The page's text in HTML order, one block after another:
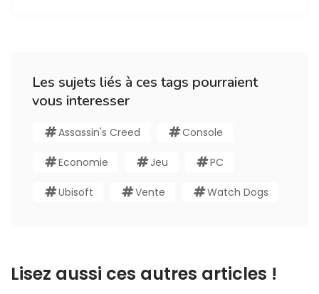
Les sujets liés à ces tags pourraient
vous interesser
Assassin's Creed Console
Economie Jeu PC
Ubisoft Vente Watch Dogs
Lisez aussi ces autres articles !